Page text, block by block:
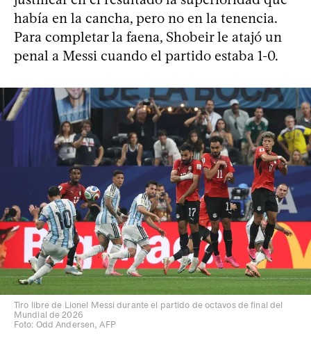
había en la cancha, pero no en la tenencia.
Para completar la faena, Shobeir le atajó un
penal a Messi cuando el partido estaba 1-0.
Tiro libre de Lionel Messi durante el partido de octavos de final del
Mundial de 2026
Foto: Odd Andersen, AFP